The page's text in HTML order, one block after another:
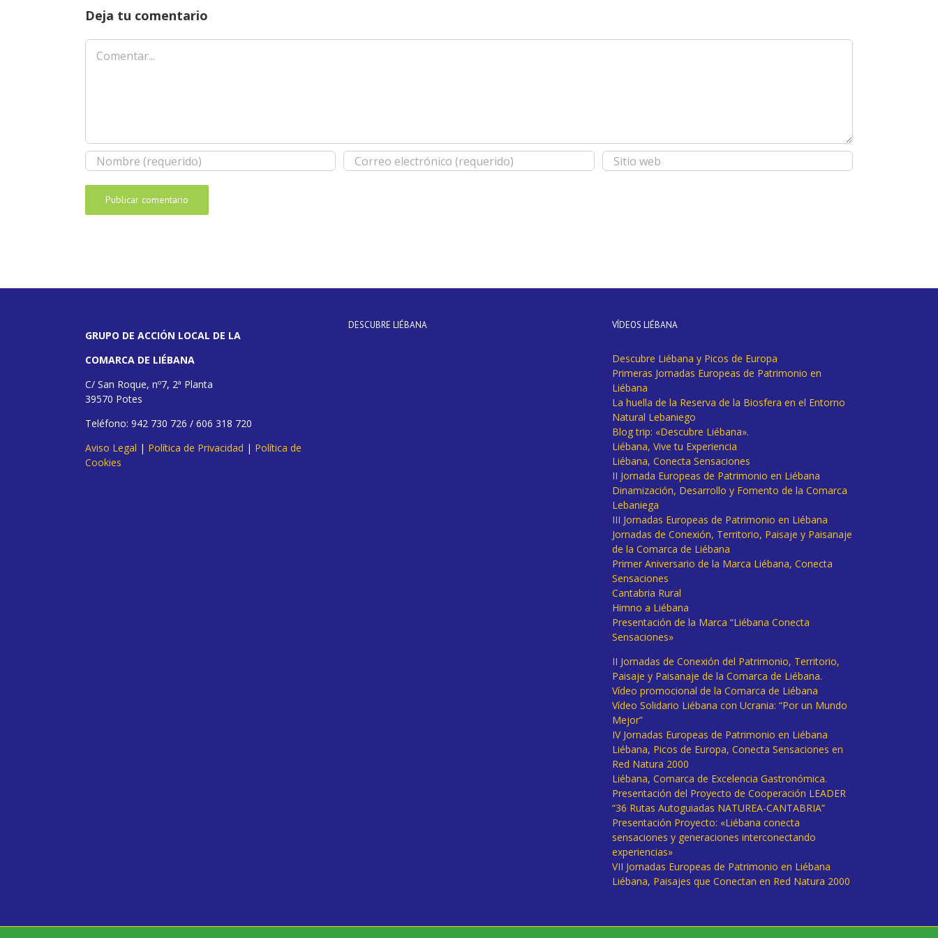
Deja tu comentario
Comentar
GRUPO DE ACCIÓN LOCAL DE LA
COMARCA DE LIÉBANA
C/ San Roque, nº7, 2ª Planta
39570 Potes
Teléfono: 942 730 726 / 606 318 720
Aviso Legal | Política de Privacidad | Política de
Cookies
DESCUBRE LIÉBANA VÍDEOS LIÉBANA
Descubre Liébana y Picos de Europa
Primeras Jornadas Europeas de Patrimonio en
Liébana
La huella de la Reserva de la Biosfera en el Entorno
Natural Lebaniego
Blog trip: «Descubre Liébana».
Liébana, Vive tu Experiencia
Liébana, Conecta Sensaciones
II Jornada Europeas de Patrimonio en Liébana
Dinamización, Desarrollo y Fomento de la Comarca
Lebaniega
III Jornadas Europeas de Patrimonio en Liébana
Jornadas de Conexión, Territorio, Paisaje y Paisanaje
de la Comarca de Liébana
Primer Aniversario de la Marca Liébana, Conecta
Sensaciones
Cantabria Rural
Himno a Liébana
Presentación de la Marca “Liébana Conecta
Sensaciones»
II Jornadas de Conexión del Patrimonio, Territorio,
Paisaje y Paisanaje de la Comarca de Liébana.
Vídeo promocional de la Comarca de Liébana
Vídeo Solidario Liébana con Ucrania: “Por un Mundo
Mejor”
IV Jornadas Europeas de Patrimonio en Liébana
Liébana, Picos de Europa, Conecta Sensaciones en
Red Natura 2000
Liébana, Comarca de Excelencia Gastronómica.
Presentación del Proyecto de Cooperación LEADER
“36 Rutas Autoguiadas NATUREA-CANTABRIA”
Presentación Proyecto: «Liébana conecta
sensaciones y generaciones interconectando
experiencias»
VII Jornadas Europeas de Patrimonio en Liébana
Liébana, Paisajes que Conectan en Red Natura 2000